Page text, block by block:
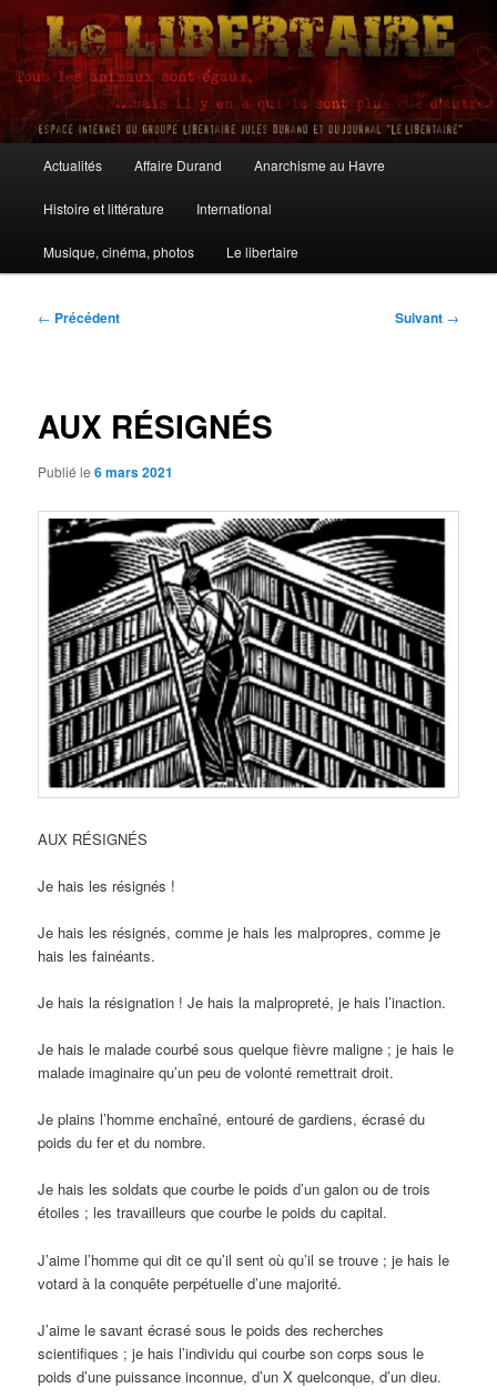
Aller
contenu
principalLe Libertaire
principal
Actualités Affaire Durand Anarchisme au Havre
Histoire et littérature International
Musique, cinéma, photos Le libertaire
Navigation
← Précédent Suivant →
AUX RÉSIGNÉS
Publié le6 mars 2021
AUX RÉSIGNÉS
Je hais les résignés !
Je hais les résignés, comme je hais les malpropres, comme je
hais les fainéants.
Je hais la résignation ! Je hais la malpropreté, je hais l’inaction.
Je hais le malade courbé sous quelque fièvre maligne ; je hais le
malade imaginaire qu’un peu de volonté remettrait droit.
Je plains l’homme enchaîné, entouré de gardiens, écrasé du
poids du fer et du nombre.
Je hais les soldats que courbe le poids d’un galon ou de trois
étoiles ; les travailleurs que courbe le poids du capital.
J’aime l’homme qui dit ce qu’il sent où qu’il se trouve ; je hais le
votard à la conquête perpétuelle d’une majorité.
J’aime le savant écrasé sous le poids des recherches
scientifiques ; je hais l’individu qui courbe son corps sous le
poids d’une puissance inconnue, d’un X quelconque, d’un dieu.